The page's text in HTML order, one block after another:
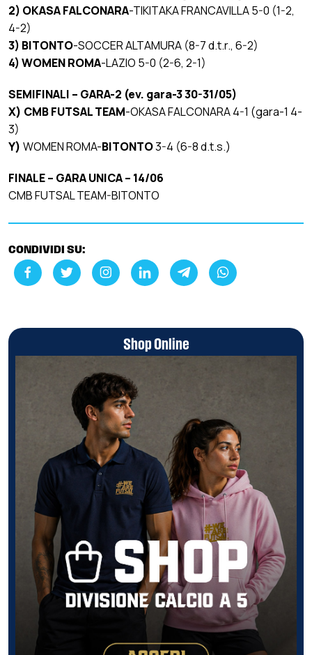
2) OKASA FALCONARA-TIKITAKA FRANCAVILLA 5-0 (1-2,
4-2)
3) BITONTO-SOCCER ALTAMURA (8-7 d.t.r., 6-2)
4)WOMEN ROMA-LAZIO 5-0 (2-6, 2-1)
SEMIFINALI – GARA-2 (ev. gara-3 30-31/05)
X) CMB FUTSAL TEAM-OKASA FALCONARA 4-1 (gara-1 4-
3)
Y) WOMEN ROMA-BITONTO3-4 (6-8 d.t.s.)
FINALE – GARA UNICA – 14/06
CMB FUTSAL TEAM-BITONTO
CONDIVIDI SU:
Shop Online